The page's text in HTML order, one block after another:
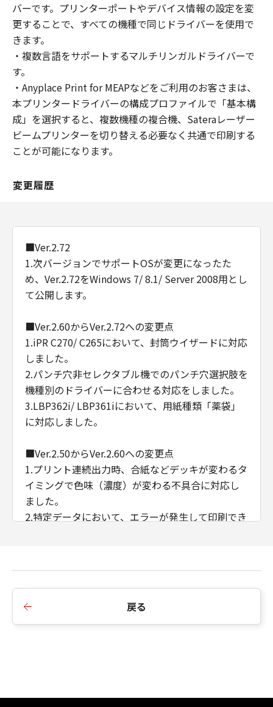
バーです。プリンターポートやデバイス情報の設定を変
更することで、すべての機種で同じドライバーを使用で
きます。
・複数言語をサポートするマルチリンガルドライバーで
す。
・Anyplace Print for MEAPなどをご利用のお客さまは、
本プリンタードライバーの構成プロファイルで「基本構
成」を選択すると、複数機種の複合機、Sateraレーザー
ビームプリンターを切り替える必要なく共通で印刷する
ことが可能になります。
変更履歴
■Ver.2.72
1.次バージョンでサポートOSが変更になったた
め、Ver.2.72をWindows 7/ 8.1/ Server 2008用とし
て公開します。
■Ver.2.60からVer.2.72への変更点
1.iPR C270/ C265において、封筒ウイザードに対応
しました。
2.パンチ穴非セレクタブル機でのパンチ穴選択肢を
機種別のドライバーに合わせる対応をしました。
3.LBP362i/ LBP361iにおいて、用紙種類「薬袋」
に対応しました。
■Ver.2.50からVer.2.60への変更点
1.プリント連続出力時、合紙などデッキが変わるタ
イミングで色味（濃度）が変わる不具合に対応し
ました。
2.特定データにおいて、エラーが発生して印刷でき
5.AMSのWSD/IPP接続時のIPアドレス/ホスト名の
取得に対応しました。
戻る